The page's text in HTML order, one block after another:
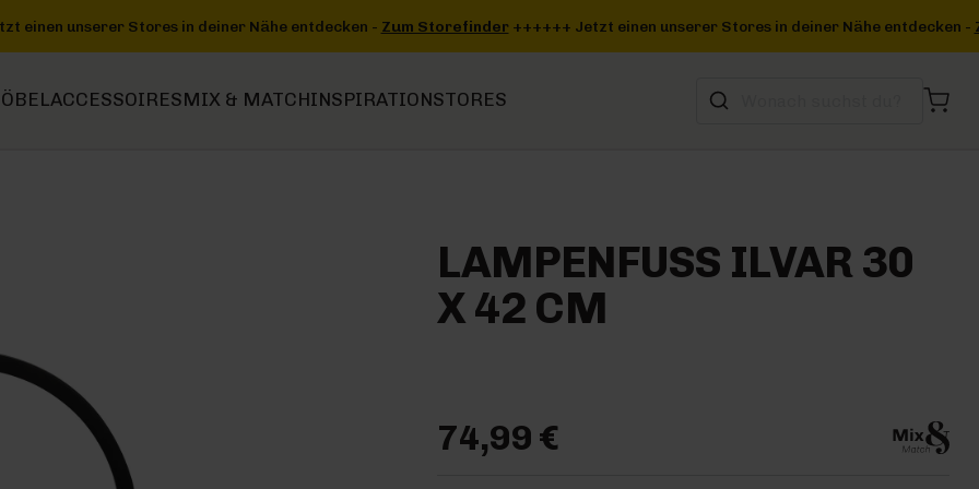
-Zum Storefinder++++++ Jetzt einen unserer Stores in deiner Nähe entdecken -Zum Storefinder+++
ACCESSOIRESMIX & MATCHINSPIRATIONSTORES
LAMPENFUSS ILVAR 30 X
42 CM
74,99 €